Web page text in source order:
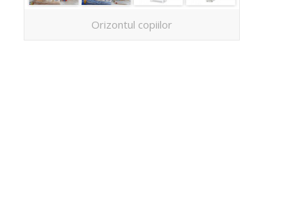
Orizontul copiilor